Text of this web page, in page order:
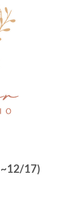
17)